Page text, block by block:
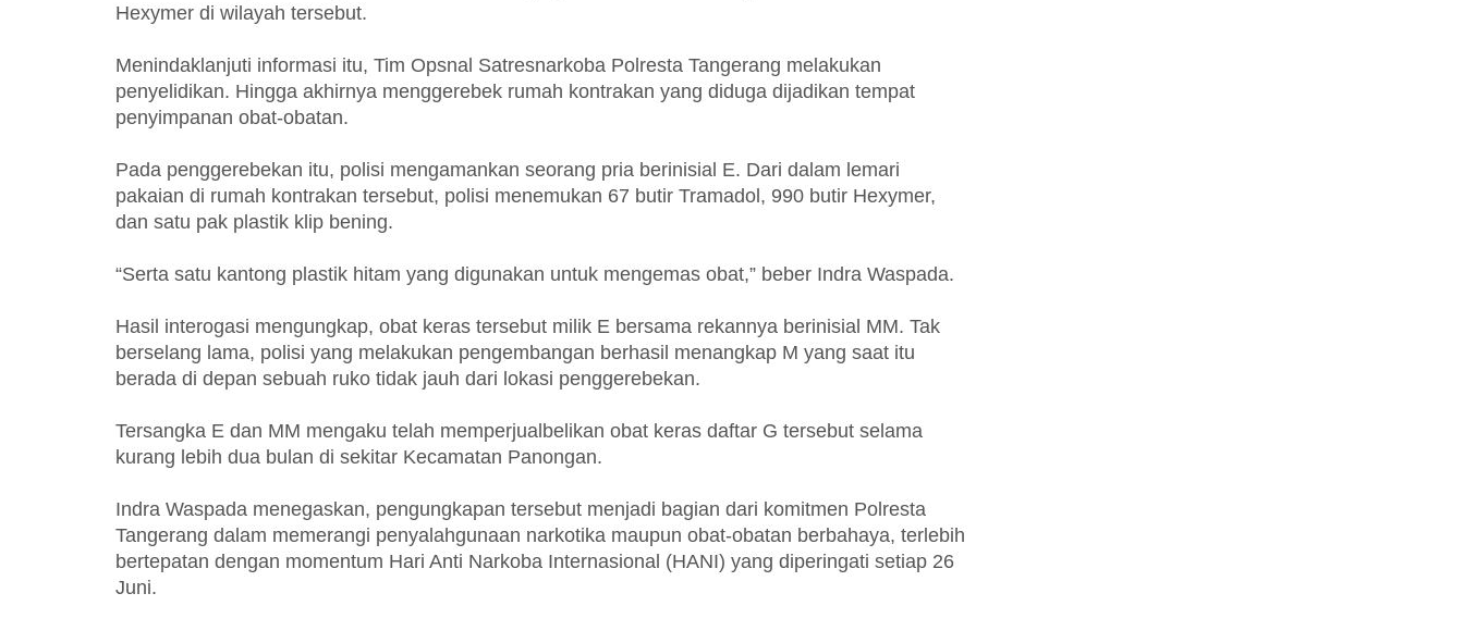
Hexymer di wilayah tersebut.
Menindaklanjuti informasi itu, Tim Opsnal Satresnarkoba Polresta Tangerang melakukan
penyelidikan. Hingga akhirnya menggerebek rumah kontrakan yang diduga dijadikan tempat
penyimpanan obat-obatan.
Pada penggerebekan itu, polisi mengamankan seorang pria berinisial E. Dari dalam lemari
pakaian di rumah kontrakan tersebut, polisi menemukan 67 butir Tramadol, 990 butir Hexymer,
dan satu pak plastik klip bening.
“Serta satu kantong plastik hitam yang digunakan untuk mengemas obat,” beber Indra Waspada.
Hasil interogasi mengungkap, obat keras tersebut milik E bersama rekannya berinisial MM. Tak
berselang lama, polisi yang melakukan pengembangan berhasil menangkap M yang saat itu
berada di depan sebuah ruko tidak jauh dari lokasi penggerebekan.
Tersangka E dan MM mengaku telah memperjualbelikan obat keras daftar G tersebut selama
kurang lebih dua bulan di sekitar Kecamatan Panongan.
Indra Waspada menegaskan, pengungkapan tersebut menjadi bagian dari komitmen Polresta
Tangerang dalam memerangi penyalahgunaan narkotika maupun obat-obatan berbahaya, terlebih
bertepatan dengan momentum Hari Anti Narkoba Internasional (HANI) yang diperingati setiap 26
Juni.